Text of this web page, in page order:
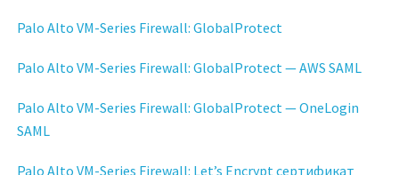
Palo Alto VM-Series Firewall: GlobalProtect
Palo Alto VM-Series Firewall: GlobalProtect — AWS SAML
Palo Alto VM-Series Firewall: GlobalProtect — OneLogin
SAML
Palo Alto VM-Series Firewall: Let’s Encrypt сертификат